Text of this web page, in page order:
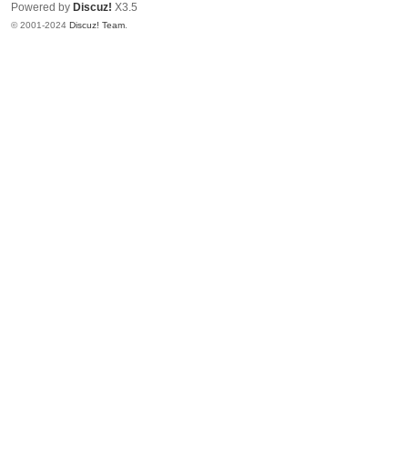
Powered by Discuz! X3.5
© 2001-2024 Discuz! Team